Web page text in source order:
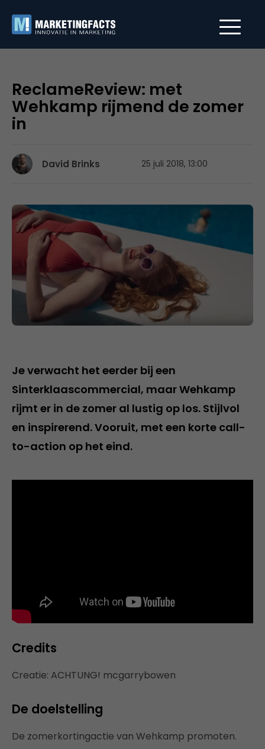
ReclameReview: met
Wehkamp rijmend de zomer
in
David Brinks 25 juli 2018, 13:00
Je verwacht het eerder bij een
Sinterklaascommercial, maar Wehkamp
rijmt er in de zomer al lustig op los. Stijlvol
en inspirerend. Vooruit, met een korte call-
to-action op het eind.
Credits
Creatie: ACHTUNG! mcgarrybowen
De doelstelling
De zomerkortingactie van Wehkamp promoten.